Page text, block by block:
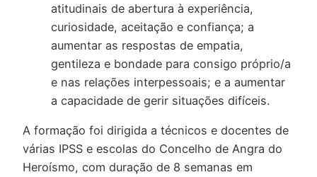
atitudinais de abertura à experiência,
curiosidade, aceitação e confiança; a
aumentar as respostas de empatia,
gentileza e bondade para consigo próprio/a
e nas relações interpessoais; e a aumentar
a capacidade de gerir situações difíceis.
A formação foi dirigida a técnicos e docentes de
várias IPSS e escolas do Concelho de Angra do
Heroísmo, com duração de 8 semanas em